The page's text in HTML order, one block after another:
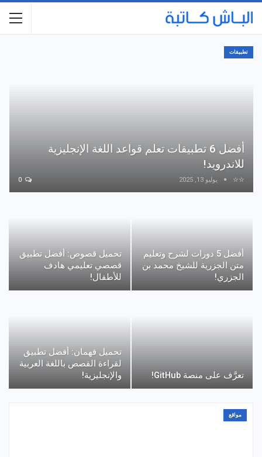
تطبيقات
أفضل 6 تطبيقات تعلم قواعد اللغة الإنجليزية
للاندرويد!
☆☆ يوليو 13, 2025
أفضل 5 دورات لشرح وتعليم
متن الجزرية للشيخ محمد بن
الجزري!
تحميل قصوص: أفضل تطبيق
قصصي تعليمي هادف
للأطفال!
تعرَّف على منصة GitHub!
تحميل فهمان: أفضل تطبيق
لقراءة القصص باللغة العربية
والإنجليزية!
مواقع